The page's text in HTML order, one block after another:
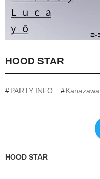
HOOD STAR
PARTY INFO Kanazawa
HOOD STAR